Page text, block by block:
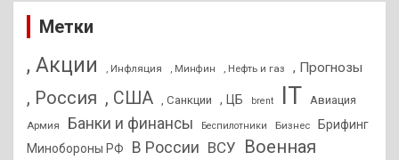
Метки
, Акции , Инфляция , Минфин , Нефть и газ , Прогнозы
, Россия , США , Санкции , ЦБ brent IT Авиация
Армия Банки и финансы Беспилотники Бизнес
Брифинг
Минобороны РФ
В России ВСУ Военная